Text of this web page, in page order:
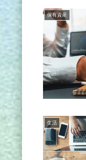
保有資産
生活